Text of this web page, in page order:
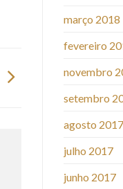
março 2018
fevereiro
novembro
setembro
agosto 2017
julho 2017
junho 2017